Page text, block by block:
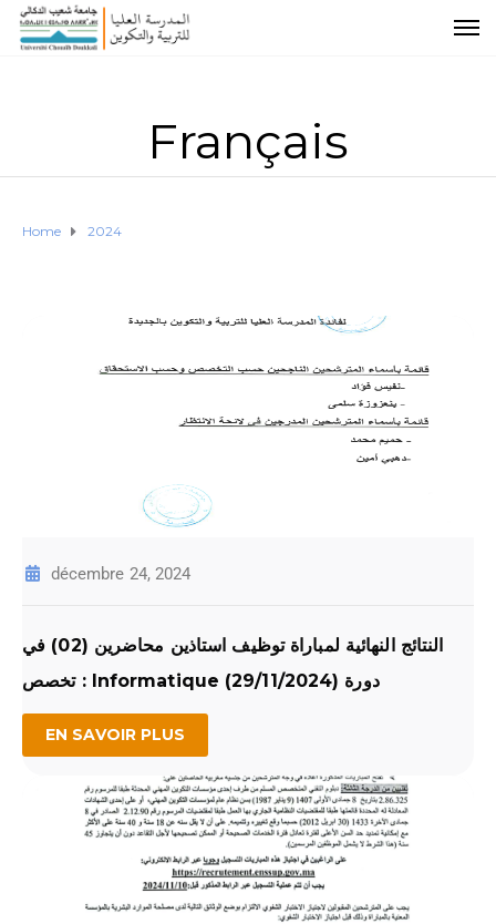
Français
Home 2024
décembre 24, 2024
النتائج النهائية لمباراة توظيف استاذين محاضرين (02) في
تخصص : Informatique دورة (29/11/2024)
EN SAVOIR PLUS